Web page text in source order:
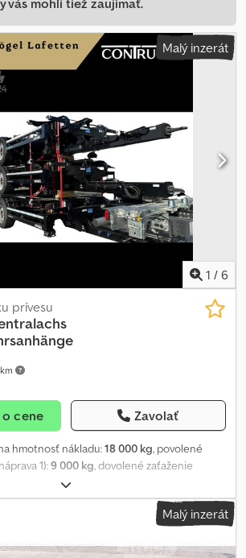
vás mohli tiež zaujímať.
Malý inzerát
1 / 6
prívesu
cene Zavolať
hmotnosť nákladu:18 000 kg, povolené
1):9 000 kg, dovolené zaťaženie
, rázvor náprav:
Crodpfotxcntjx Afvof S radosťou vám
nás, prosím, kontaktujte e-mailom. Vozidlo
Malý inzerát